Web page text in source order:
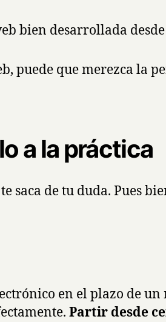
bien desarrollada
puede que merezca la
a la práctica
saca de tu duda. Pues
en el plazo de un
Partir desde